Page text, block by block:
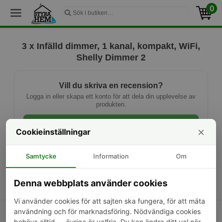
0
3 x Infälld dimmer, 1 kanal, kompakt, WiFi,
Shelly Dimmer 2
Vill du skriva en recension?
Logga in eller skapa ett konto för att dela din upplevelse av
produkten.
Ny kund? Skapa konto
Kontakta oss Om oss
Frakt & returer
Cookieinställningar ×
Samtycke Information Om
Denna webbplats använder cookies
Vi använder cookies för att sajten ska fungera, för att mäta
användning och för marknadsföring. Nödvändiga cookies